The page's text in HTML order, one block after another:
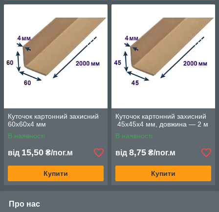
Куточок картонний захисний
60х60х4 мм
В наявності
від 15,50 ₴/пог.м
Купити
Куточок картонний захисний
45х45х4 мм, довжина — 2 м
В наявності
від 8,75 ₴/пог.м
Купити
Про нас